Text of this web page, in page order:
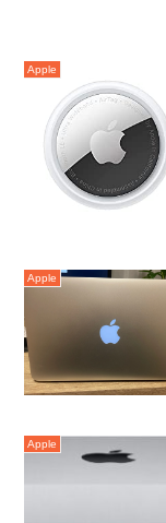
Apple
Apple
Apple